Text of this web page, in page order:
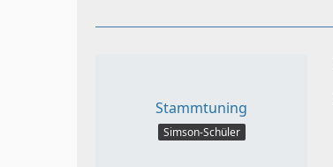
Stammtuning
Simson-Schüler